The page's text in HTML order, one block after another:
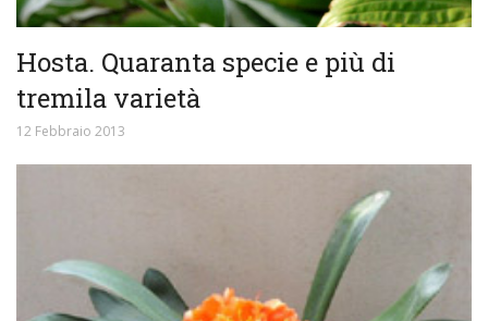
Hosta. Quaranta specie e più di
tremila varietà
12 Febbraio 2013